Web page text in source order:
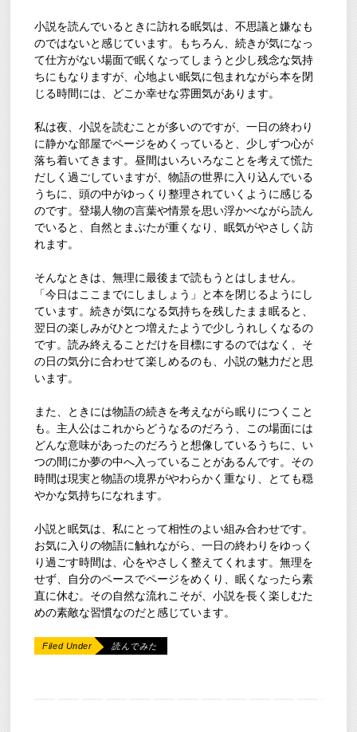
小説を読んでいるときに訪れる眠気は、不思議と嫌なも
のではないと感じています。もちろん、続きが気になっ
て仕方がない場面で眠くなってしまうと少し残念な気持
ちにもなりますが、心地よい眠気に包まれながら本を閉
じる時間には、どこか幸せな雰囲気があります。
私は夜、小説を読むことが多いのですが、一日の終わり
に静かな部屋でページをめくっていると、少しずつ心が
落ち着いてきます。昼間はいろいろなことを考えて慌た
だしく過ごしていますが、物語の世界に入り込んでいる
うちに、頭の中がゆっくり整理されていくように感じる
のです。登場人物の言葉や情景を思い浮かべながら読ん
でいると、自然とまぶたが重くなり、眠気がやさしく訪
れます。
そんなときは、無理に最後まで読もうとはしません。
「今日はここまでにしましょう」と本を閉じるようにし
ています。続きが気になる気持ちを残したまま眠ると、
翌日の楽しみがひとつ増えたようで少しうれしくなるの
です。読み終えることだけを目標にするのではなく、そ
の日の気分に合わせて楽しめるのも、小説の魅力だと思
います。
また、ときには物語の続きを考えながら眠りにつくこと
も。主人公はこれからどうなるのだろう、この場面には
どんな意味があったのだろうと想像しているうちに、い
つの間にか夢の中へ入っていることがあるんです。その
時間は現実と物語の境界がやわらかく重なり、とても穏
やかな気持ちになれます。
小説と眠気は、私にとって相性のよい組み合わせです。
お気に入りの物語に触れながら、一日の終わりをゆっく
り過ごす時間は、心をやさしく整えてくれます。無理を
せず、自分のペースでページをめくり、眠くなったら素
直に休む。その自然な流れこそが、小説を長く楽しむた
めの素敵な習慣なのだと感じています。
Filed Under 読んでみた